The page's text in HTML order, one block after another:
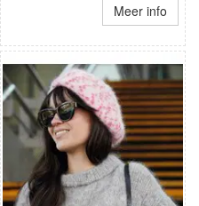
Meer info